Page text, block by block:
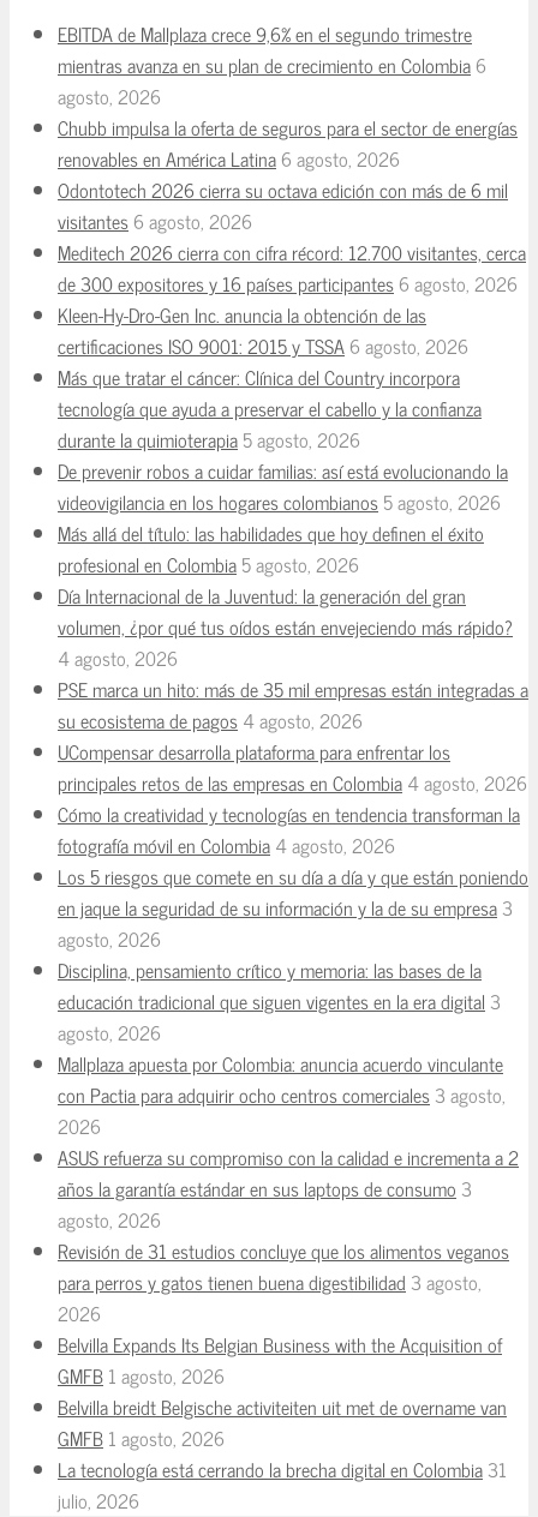
EBITDA de Mallplaza crece 9,6% en el segundo trimestre
mientras avanza en su plan de crecimiento en Colombia6
agosto, 2026
Chubb impulsa la oferta de seguros para el sector de energías
renovables en América Latina6 agosto, 2026
Odontotech 2026 cierra su octava edición con más de 6 mil
visitantes6 agosto, 2026
Meditech 2026 cierra con cifra récord: 12.700 visitantes, cerca
de 300 expositores y 16 países participantes6 agosto, 2026
Kleen-Hy-Dro-Gen Inc. anuncia la obtención de las
certificaciones ISO 9001: 2015 y TSSA6 agosto, 2026
Más que tratar el cáncer: Clínica del Country incorpora
tecnología que ayuda a preservar el cabello y la confianza
durante la quimioterapia5 agosto, 2026
De prevenir robos a cuidar familias: así está evolucionando la
videovigilancia en los hogares colombianos5 agosto, 2026
Más allá del título: las habilidades que hoy definen el éxito
profesional en Colombia5 agosto, 2026
Día Internacional de la Juventud: la generación del gran
volumen, ¿por qué tus oídos están envejeciendo más rápido?
4 agosto, 2026
PSE marca un hito: más de 35 mil empresas están integradas a
su ecosistema de pagos4 agosto, 2026
UCompensar desarrolla plataforma para enfrentar los
principales retos de las empresas en Colombia4 agosto, 2026
Cómo la creatividad y tecnologías en tendencia transforman la
fotografía móvil en Colombia4 agosto, 2026
Los 5 riesgos que comete en su día a día y que están poniendo
en jaque la seguridad de su información y la de su empresa3
agosto, 2026
Disciplina, pensamiento crítico y memoria: las bases de la
educación tradicional que siguen vigentes en la era digital 3
agosto, 2026
Mallplaza apuesta por Colombia: anuncia acuerdo vinculante
con Pactia para adquirir ocho centros comerciales3 agosto,
2026
ASUS refuerza su compromiso con la calidad e incrementa a 2
años la garantía estándar en sus laptops de consumo 3
agosto, 2026
Revisión de 31 estudios concluye que los alimentos veganos
para perros y gatos tienen buena digestibilidad 3 agosto,
2026
Belvilla Expands Its Belgian Business with the Acquisition of
GMFB1 agosto, 2026
Belvilla breidt Belgische activiteiten uit met de overname van
GMFB1 agosto, 2026
La tecnología está cerrando la brecha digital en Colombia31
julio, 2026